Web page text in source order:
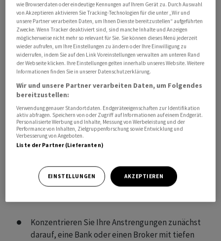
Bei jährlichen Gebühren von 2 Prozent des
investierten Kapitals bleiben dem Anleger noch
156‘00 Franken.
Gelingt es, die Gebühren auf 0.3 Prozent zu
reduzieren, sind es dagegen 217‘000 Franken.
Die Differenz beträgt also satte 61‘000 Franken.
Beeinflussen lässt sich diese vor allem mit der Wahl des
Online-Trading Anbieters respektive des Brokers
(Zwischenhändler, professioneller Börsenhändler). Eine
wichtige Rolle spielen zudem die Art und Anzahl der
getätigten Transaktionen. Viel-Trader kommen je nach
Bank rasch einmal auf Gebühren von 10 Prozent des
Beim Online-Trading lohnt sich ein Vergleich der
Konzentrieren Sie Ihre Anstrengungen zunächst
darauf, eine Bank oder einen Broker mit tiefen
wie Browserdaten oder eindeutige Kennungen auf Ihrem Gerät zu. Durch Auswahl
von Akzeptieren aktivieren Sie Tracking-Technologien für die unter „Wir und
unsere Partner verarbeiten Daten, um Ihnen Dienste bereitzustellen“ aufgeführten
Zwecke. Wenn Tracker deaktiviert sind, sind manche Inhalte und Anzeigen
möglicherweise nicht mehr so relevant für Sie. Sie können dieses Menü jederzeit
wieder aufrufen, um Ihre Einstellungen zu ändern oder Ihre Einwilligung zu
widerrufen, indem Sie auf den Link Voreinstellungen verwalten am unteren Rand
der Webseite klicken. Ihre Einstellungen gelten innerhalb unseres Website. Weitere
Informationen finden Sie in unserer Datenschutzerklärung.
Wir und unsere Partner verarbeiten Daten, um Folgendes
bereitzustellen:
Verwendung genauer Standortdaten. Endgeräteeigenschaften zur Identifikation
aktiv abfragen. Speichern von oder Zugriff auf Informationen auf einem Endgerät.
Personalisierte Werbung und Inhalte, Messung von Werbeleistung und der
Performance von Inhalten, Zielgruppenforschung sowie Entwicklung und
Verbesserung von Angeboten.
Liste der Partner (Lieferanten)
EINSTELLUNGEN AKZEPTIEREN